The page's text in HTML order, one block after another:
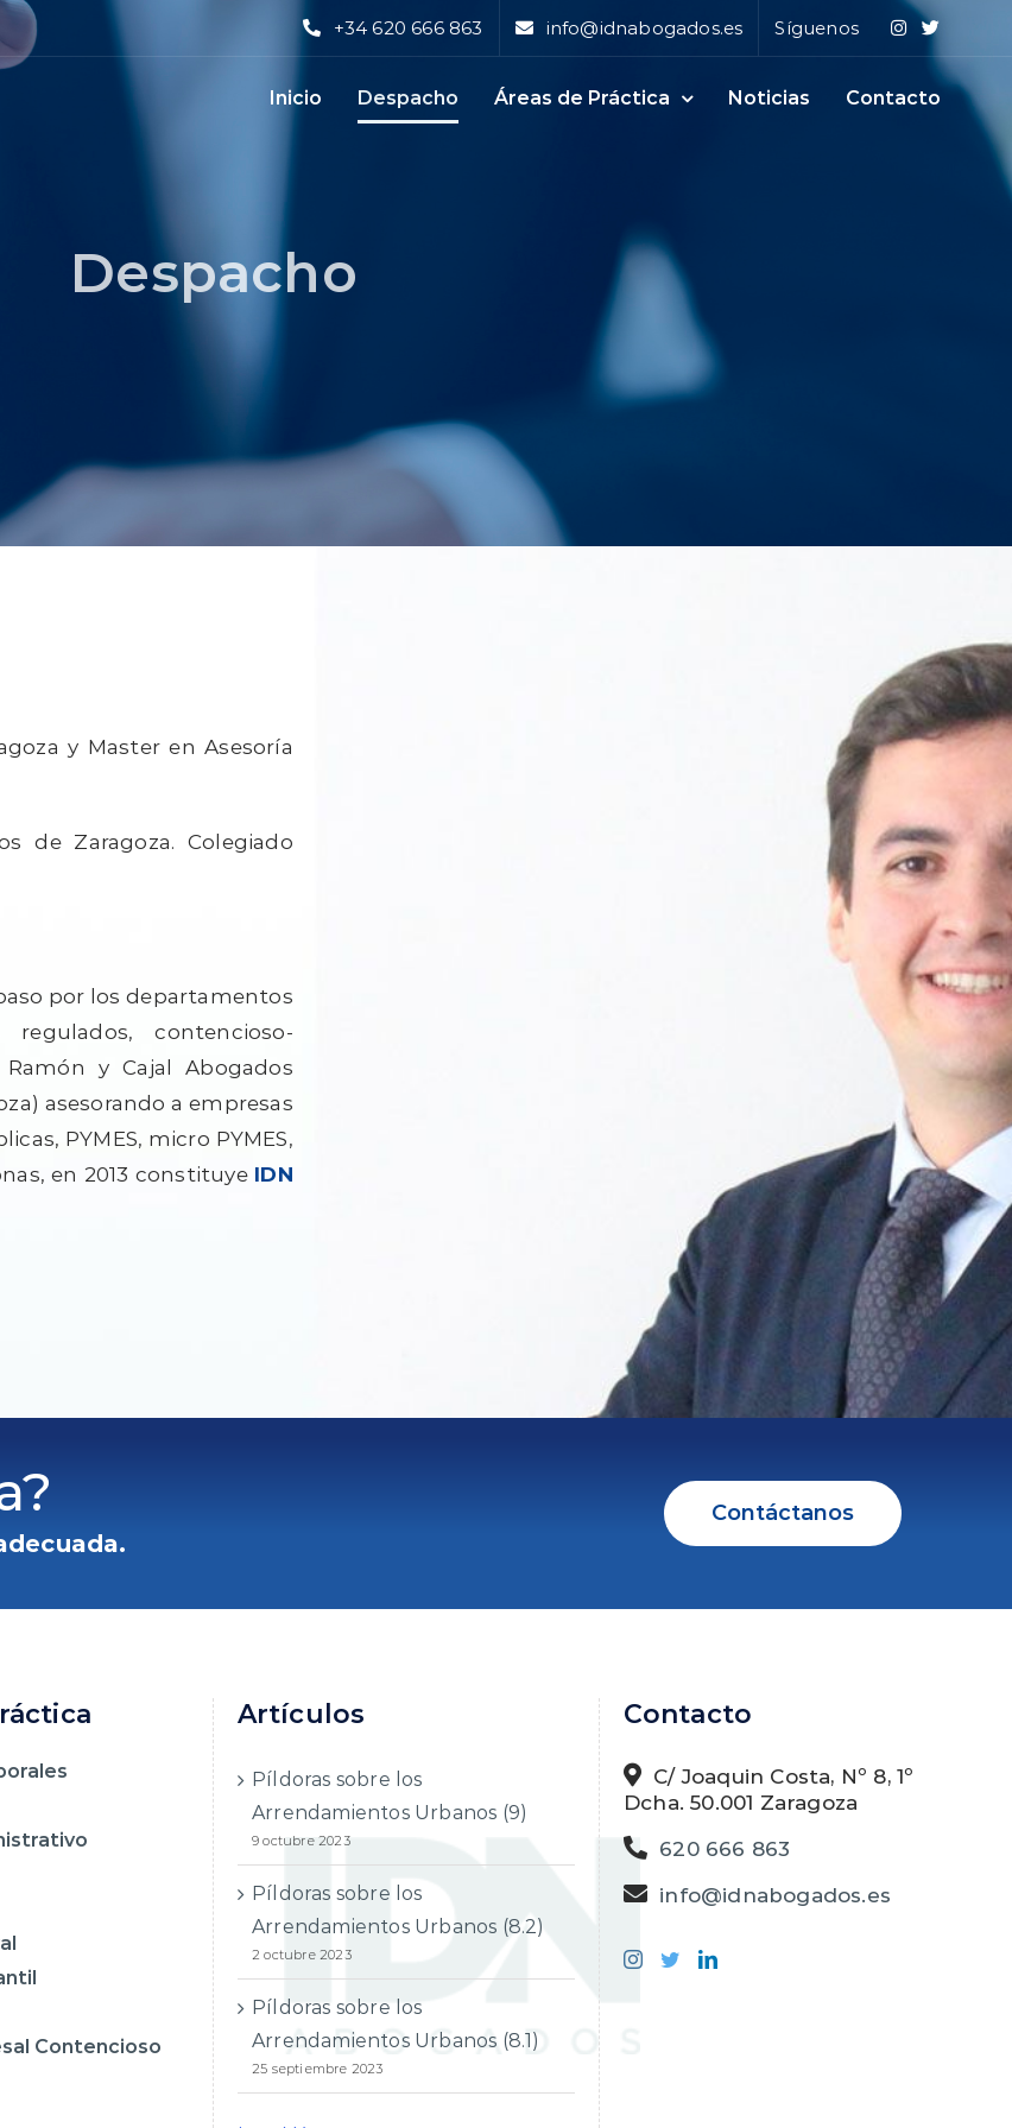
+34 620 666 863 info@idnabogados.es Síguenos
Inicio Despacho Áreas de Práctica Noticias Contacto
Despacho
y Master en Asesoría
de Zaragoza. Colegiado
por los departamentos
contencioso-
y Cajal Abogados
asesorando a empresas
PYMES, micro PYMES,
en 2013 constituye IDN
Contáctanos
Contencioso
Artículos
Píldoras sobre los
Arrendamientos Urbanos (9)
9 octubre 2023
Píldoras sobre los
Arrendamientos Urbanos (8.2)
2 octubre 2023
Píldoras sobre los
Arrendamientos Urbanos (8.1)
25 septiembre 2023
Contacto
C/ Joaquin Costa, Nº 8, 1º
Dcha. 50.001 Zaragoza
620 666 863
info@idnabogados.es